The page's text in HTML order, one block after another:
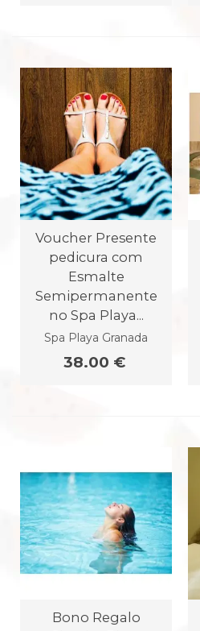
Voucher Presente
pedicura com
Esmalte
Semipermanente
no Spa Playa...
Spa Playa Granada
38.00 €
Bono Regalo